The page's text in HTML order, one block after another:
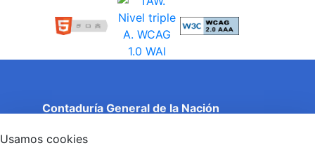
Contaduría General de la Nación
Entidad adscrita al Ministerio de Hacienda y Crédito
Usamos cookies